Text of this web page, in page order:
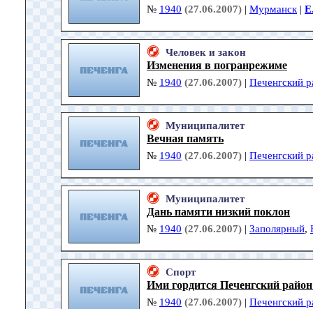
№ 1940 (27.06.2007) | Мурманск |
Человек и закон
Изменения в погранрежиме
№ 1940 (27.06.2007) | Печенгский
Муниципалитет
Вечная память
№ 1940 (27.06.2007) | Печенгский
Муниципалитет
Дань памяти низкий поклон
№ 1940 (27.06.2007) | Заполярный,
Спорт
Ими гордится Печенгский
№ 1940 (27.06.2007) | Печенгский